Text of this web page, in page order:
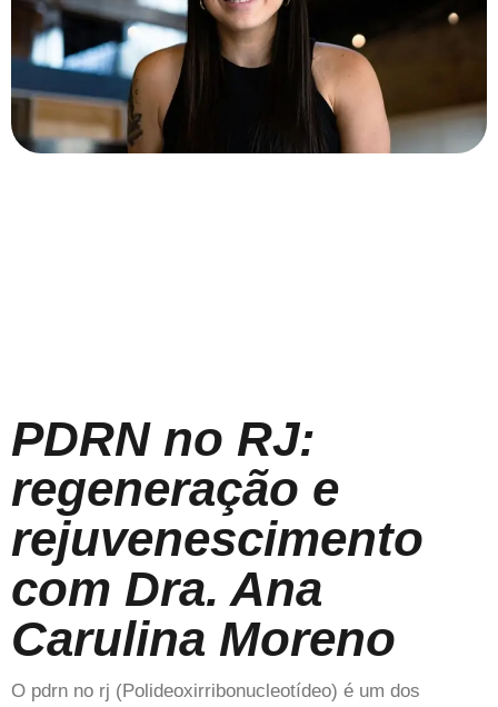
PDRN no RJ:
regeneração e
rejuvenescimento
com Dra. Ana
Carulina Moreno
O pdrn no rj (Polideoxirribonucleotídeo) é um dos